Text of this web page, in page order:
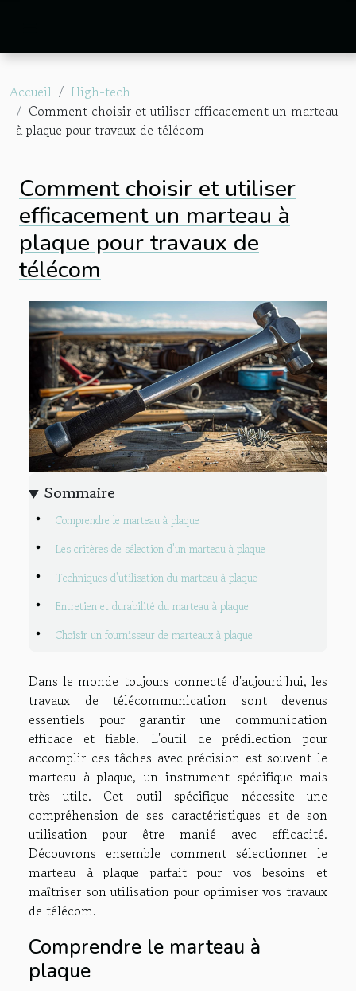
Accueil
High-tech
Comment choisir et utiliser efficacement un marteau
à plaque pour travaux de télécom
Comment choisir et utiliser
efficacement un marteau à
plaque pour travaux de
télécom
Sommaire
Comprendre le marteau à plaque
Les critères de sélection d'un marteau à plaque
Techniques d'utilisation du marteau à plaque
Entretien et durabilité du marteau à plaque
Choisir un fournisseur de marteaux à plaque
Dans le monde toujours connecté d'aujourd'hui, les
travaux de télécommunication sont devenus
essentiels pour garantir une communication
efficace et fiable. L'outil de prédilection pour
accomplir ces tâches avec précision est souvent le
marteau à plaque, un instrument spécifique mais
très utile. Cet outil spécifique nécessite une
compréhension de ses caractéristiques et de son
utilisation pour être manié avec efficacité.
Découvrons ensemble comment sélectionner le
marteau à plaque parfait pour vos besoins et
maîtriser son utilisation pour optimiser vos travaux
de télécom.
Comprendre le marteau à
plaque